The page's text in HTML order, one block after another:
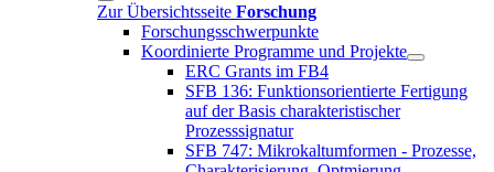
Zur Übersichtsseite Forschung
Forschungsschwerpunkte
Koordinierte Programme und Projekte
ERC Grants im FB4
SFB 136: Funktionsorientierte Fertigung
auf der Basis charakteristischer
Prozesssignatur
SFB 747: Mikrokaltumformen - Prozesse,